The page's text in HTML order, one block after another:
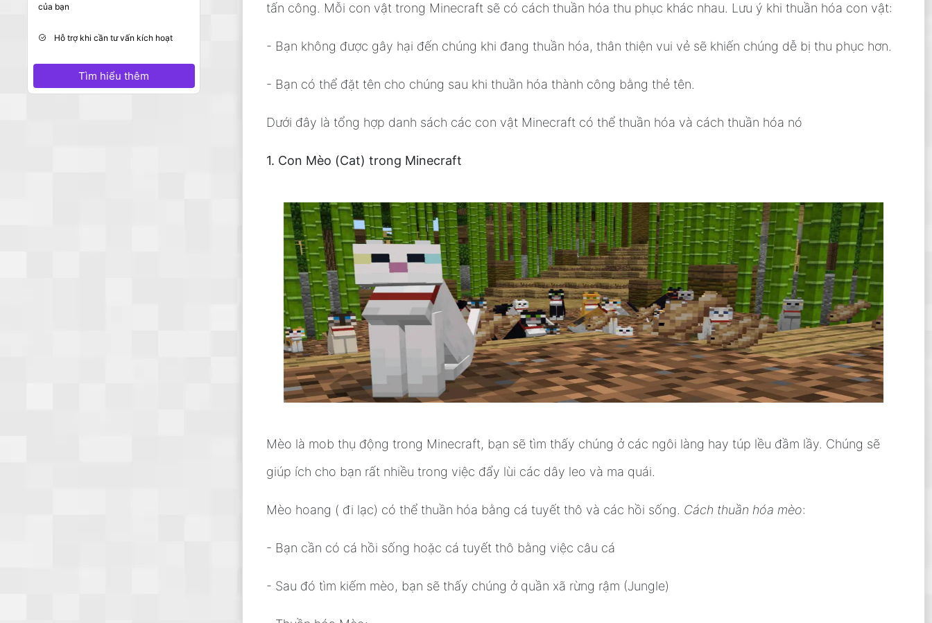
của bạn
Hỗ trợ khi cần tư vấn kích hoạt
Tìm hiểu thêm
tấn công. Mỗi con vật trong Minecraft sẽ có cách thuần hóa thu phục khác nhau. Lưu ý khi thuần hóa con vật:
- Bạn không được gây hại đến chúng khi đang thuần hóa, thân thiện vui vẻ sẽ khiến chúng dễ bị thu phục hơn.
- Bạn có thể đặt tên cho chúng sau khi thuần hóa thành công bằng thẻ tên.
Dưới đây là tổng hợp danh sách các con vật Minecraft có thể thuần hóa và cách thuần hóa nó
1. Con Mèo (Cat) trong Minecraft
Mèo là mob thụ động trong Minecraft, bạn sẽ tìm thấy chúng ở các ngôi làng hay túp lều đầm lầy. Chúng sẽ
giúp ích cho bạn rất nhiều trong việc đẩy lùi các dây leo và ma quái.
Mèo hoang ( đi lạc) có thể thuần hóa bằng cá tuyết thô và các hồi sống. Cách thuần hóa mèo:
- Bạn cần có cá hồi sống hoặc cá tuyết thô bằng việc câu cá
- Sau đó tìm kiếm mèo, bạn sẽ thấy chúng ở quần xã rừng rậm (Jungle)